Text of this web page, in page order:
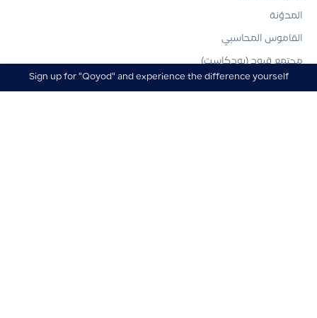
ابدأ تجربتك المجانية اليوم وأكتشف الفرق بنفسك
Sign up for "Qoyod" and experience the difference yourself
المدوّنة
القاموس المحاسبي
مجتمع قيود (بودكاست)
نماذج الأعمال